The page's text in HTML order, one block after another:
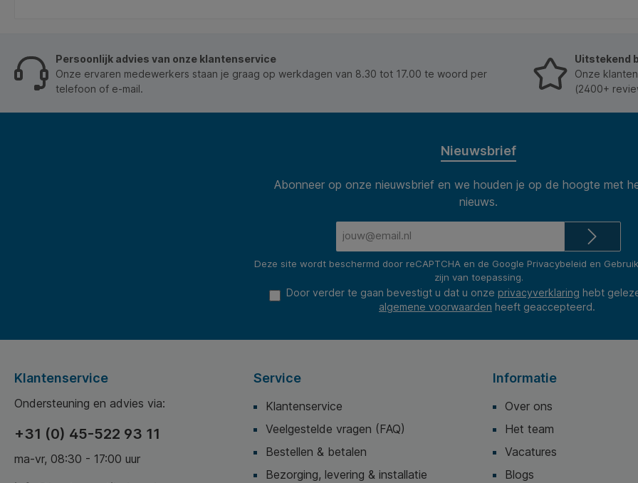
Persoonlijk advies van onze klantenservice
Onze ervaren medewerkers staan je graag op werkdagen van 8.30 tot 17.00 te woord per
telefoon of e-mail.
Uitstekend
Onze
(2400+
Nieuwsbrief
Abonneer op onze nieuwsbrief en we houden je op de hoogte met
nieuws.
Deze site wordt beschermd door reCAPTCHA en de Google Privacybeleid en
zijn van toepassing.
Door verder te gaan bevestigt u dat u onze privacyverklaring hebt
algemene voorwaarden heeft geaccepteerd.
Klantenservice
Ondersteuning en advies via:
+31 (0) 45-522 93 11
ma-vr, 08:30 - 17:00 uur
Service
Klantenservice
Veelgestelde vragen (FAQ)
Bestellen & betalen
Bezorging, levering & installatie
Informatie
Over ons
Het team
Vacatures
Blogs